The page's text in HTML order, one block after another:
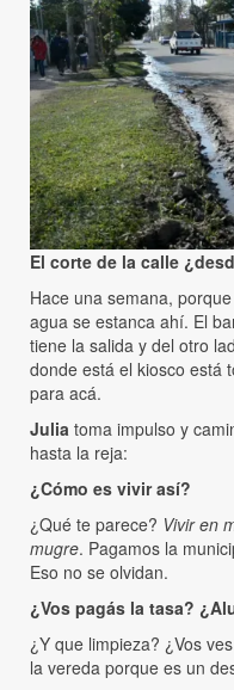
El corte de la calle
Hace una semana,
agua se estanca ahí. El
tiene la salida y del otro
donde está el kiosco está
para acá.
Julia toma impulso y
hasta la reja:
¿Cómo es vivir así?
¿Qué te parece? Vivir en
mugre. Pagamos la
Eso no se olvidan.
¿Vos pagás la tasa?
¿Y que limpieza? ¿Vos
la vereda porque es un